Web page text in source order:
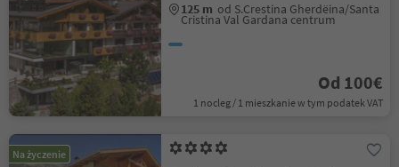
125 m od S.Crestina Gherdëina/Santa
Cristina Val Gardana centrum
Od 100€
1 nocleg / 1 mieszkanie w tym podatek VAT
Na życzenie